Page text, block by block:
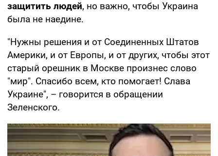
защитить людей, но важно, чтобы Украина
была не наедине.
"Нужны решения и от Соединенных Штатов
Америки, и от Европы, и от других, чтобы этот
старый орешник в Москве произнес слово
"мир". Спасибо всем, кто помогает! Слава
Украине", – говорится в обращении
Зеленского.